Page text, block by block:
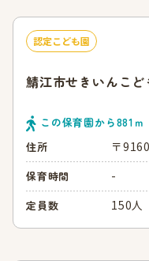
認定こども園
鯖江市せきいんこど
この保育園から881 ｍ
住所
〒
保育時間 -
定員数 150人